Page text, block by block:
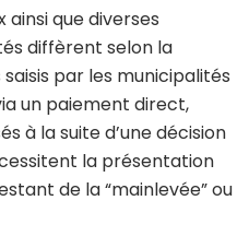
que diverses
diffèrent selon la
par les municipalités
un paiement direct,
à la suite d’une décision
la présentation
de la “mainlevée” ou